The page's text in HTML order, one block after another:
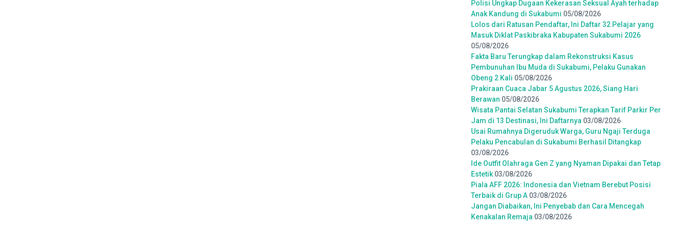
Polisi Ungkap Dugaan Kekerasan Seksual Ayah terhadap
Anak Kandung di Sukabumi 05/08/2026
Lolos dari Ratusan Pendaftar, Ini Daftar 32 Pelajar yang
Masuk Diklat Paskibraka Kabupaten Sukabumi 2026
05/08/2026
Fakta Baru Terungkap dalam Rekonstruksi Kasus
Pembunuhan Ibu Muda di Sukabumi, Pelaku Gunakan
Obeng 2 Kali 05/08/2026
Prakiraan Cuaca Jabar 5 Agustus 2026, Siang Hari
Berawan 05/08/2026
Wisata Pantai Selatan Sukabumi Terapkan Tarif Parkir Per
Jam di 13 Destinasi, Ini Daftarnya 03/08/2026
Usai Rumahnya Digeruduk Warga, Guru Ngaji Terduga
Pelaku Pencabulan di Sukabumi Berhasil Ditangkap
03/08/2026
Ide Outfit Olahraga Gen Z yang Nyaman Dipakai dan Tetap
Estetik 03/08/2026
Piala AFF 2026: Indonesia dan Vietnam Berebut Posisi
Terbaik di Grup A 03/08/2026
Jangan Diabaikan, Ini Penyebab dan Cara Mencegah
Kenakalan Remaja 03/08/2026